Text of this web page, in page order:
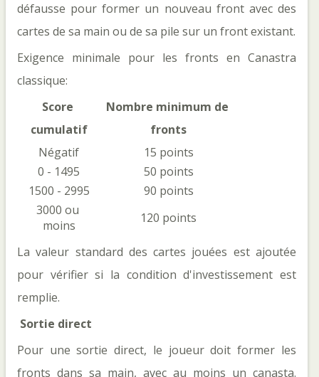
défausse pour former un nouveau front avec des
cartes de sa main ou de sa pile sur un front existant.
Exigence minimale pour les fronts en Canastra
classique:
Score
cumulatif
Nombre minimum de
fronts
Négatif
15 points
0 - 1495
50 points
1500 - 2995
90 points
3000 ou
moins
120 points
La valeur standard des cartes jouées est ajoutée
pour vérifier si la condition d'investissement est
remplie.
Sortie direct
Pour une sortie direct, le joueur doit former les
fronts dans sa main, avec au moins un canasta.